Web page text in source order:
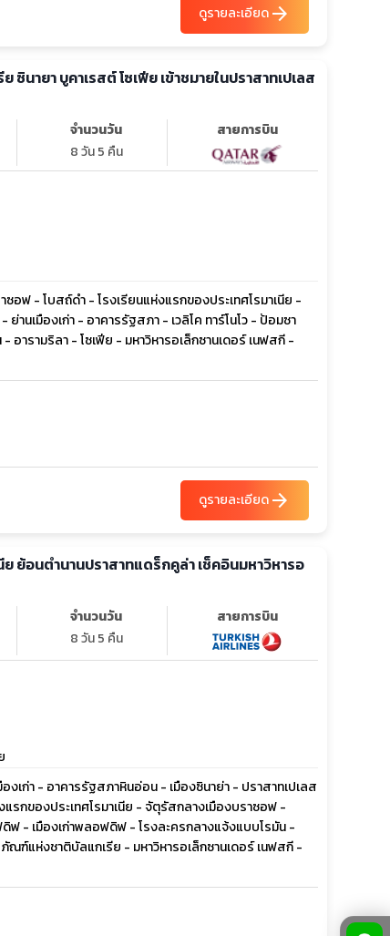
ดูรายละเอียดarrow_forward
ซินายา บูคาเรสต์ โซเฟีย เข้าชมายในปราสาทเปเลส
จำนวนวัน
8 วัน 5 คืน
สายการบิน
ฟ - โบสถ์ดำ - โรงเรียนแห่งแรกของประเทศโรมาเนีย -
นเมืองเก่า - อาคารรัฐสภา - เวลิโค ทาร์โนโว - ป้อมซา
ารามริลา - โซเฟีย - มหาวิหารอเล็กซานเดอร์ เนฟสกี -
ดูรายละเอียดarrow_forward
ย ย้อนตำนานปราสาทแดร็กคูล่า เช็คอินมหาวิหารอ
จำนวนวัน
8 วัน 5 คืน
สายการบิน
เก่า - อาคารรัฐสภาหินอ่อน - เมืองซินาย่า - ปราสาทเปเลส
รกของประเทศโรมาเนีย - จัตุรัสกลางเมืองบราซอฟ -
ดิฟ - เมืองเก่าพลอฟดิฟ - โรงละครกลางแจ้งแบบโรมัน -
ฑ์แห่งชาติบัลแกเรีย - มหาวิหารอเล็กซานเดอร์ เนฟสกี -